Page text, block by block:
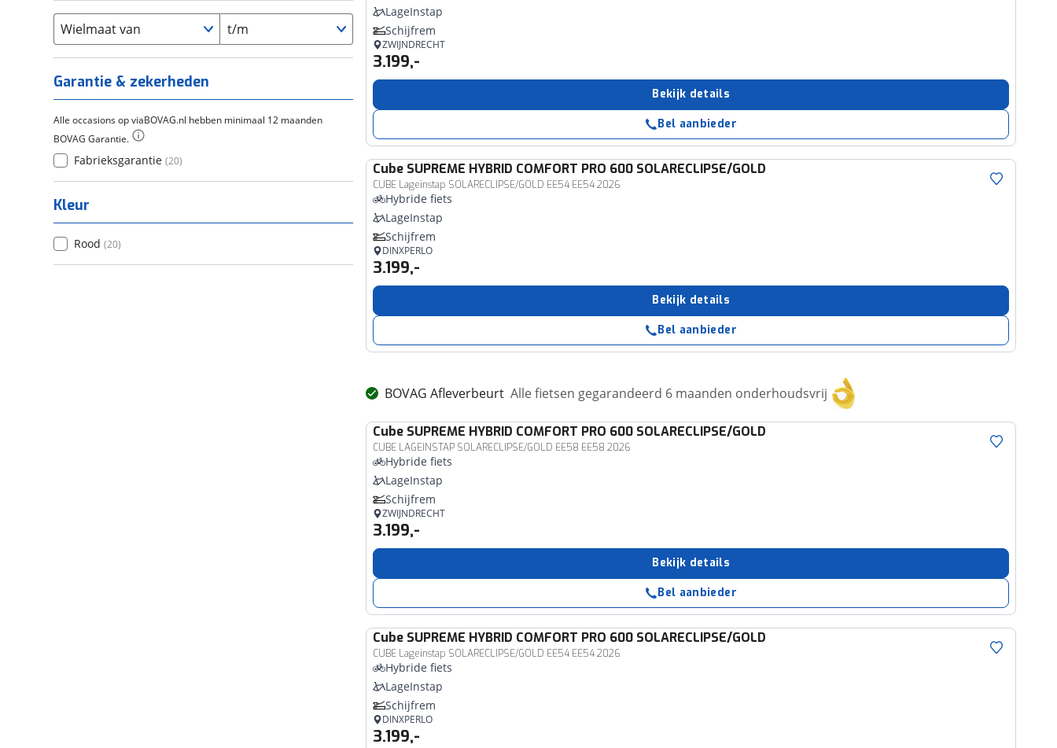
Overig ( 0)
Scandium
Staal (0 )
Tica
Wielmaat van t/m
Garantie & zekerheden
Alle occasions op viaBOVAG.nl hebben minimaal 12 maanden
BOVAG Garantie.
Fabrieksgarantie (20)
Kleur
Rood (20)
LageInstap
Schijfrem
ZWIJNDRECHT
3.199,-
Bekijk details
Bel aanbieder
Cube SUPREME HYBRID COMFORT PRO 600 SOLARECLIPSE/GOLD
CUBE Lageinstap SOLARECLIPSE/GOLD EE54 EE54 2026
Hybride fiets
LageInstap
Schijfrem
DINXPERLO
3.199,-
Bekijk details
Bel aanbieder
BOVAG Afleverbeurt Alle fietsen gegarandeerd 6 maanden onderhoudsvrij
Cube SUPREME HYBRID COMFORT PRO 600 SOLARECLIPSE/GOLD
CUBE LAGEINSTAP SOLARECLIPSE/GOLD EE58 EE58 2026
Hybride fiets
LageInstap
Schijfrem
ZWIJNDRECHT
3.199,-
Bekijk details
Bel aanbieder
Cube SUPREME HYBRID COMFORT PRO 600 SOLARECLIPSE/GOLD
CUBE Lageinstap SOLARECLIPSE/GOLD EE54 EE54 2026
Hybride fiets
LageInstap
Schijfrem
DINXPERLO
3.199,-